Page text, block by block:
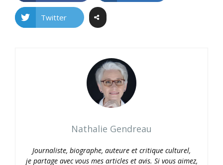
Twitter
Nathalie Gendreau
Journaliste, biographe, auteure et critique culturel,
je partage avec vous mes articles et avis. Si vous aimez,